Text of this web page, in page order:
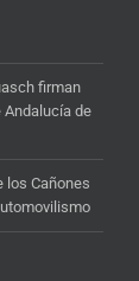
firman
Andalucía de
los Cañones